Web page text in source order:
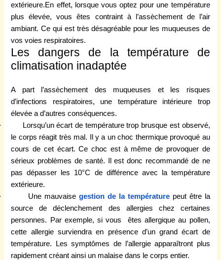
extérieure.En effet, lorsque vous optez pour une température
plus élevée, vous êtes contraint à l’assèchement de l’air
ambiant. Ce qui est très désagréable pour les muqueuses de
vos voies respiratoires.
Les dangers de la température de
climatisation inadaptée
A part l’assèchement des muqueuses et les risques
d’infections respiratoires, une température intérieure trop
élevée a d’autres conséquences.
Lorsqu’un écart de température trop brusque est observé,
le corps réagit très mal. Il y a un choc thermique provoqué au
cours de cet écart. Ce choc est à même de provoquer de
sérieux problèmes de santé. Il est donc recommandé de ne
pas dépasser les 10°C de différence avec la température
extérieure.
Une mauvaise gestion de la températurepeut être la
source de déclenchement des allergies chez certaines
personnes. Par exemple, si vous êtes allergique au pollen,
cette allergie surviendra en présence d’un grand écart de
température. Les symptômes de l’allergie apparaîtront plus
rapidement créant ainsi un malaise dans le corps entier.